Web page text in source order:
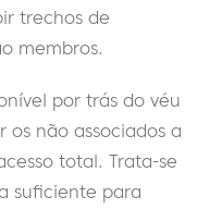
trechos de
membros.
por trás do véu
os não associados a
total. Trata-se
suficiente para